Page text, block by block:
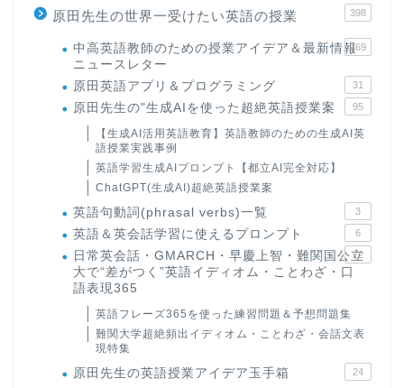
原田先生の世界一受けたい英語の授業 398
中高英語教師のための授業アイデア＆最新情報
ニュースレター
169
原田英語アプリ＆プログラミング 31
原田先生の"生成AIを使った超絶英語授業案 95
【生成AI活用英語教育】英語教師のための生成AI英
語授業実践事例
英語学習生成AIプロンプト【都立AI完全対応】
ChatGPT(生成AI)超絶英語授業案
英語句動詞(phrasal verbs)一覧 3
英語＆英会話学習に使えるプロンプト 6
日常英会話・GMARCH・早慶上智・難関国公立
大で“差がつく”英語イディオム・ことわざ・口
語表現365
22
英語フレーズ365を使った練習問題＆予想問題集
難関大学超絶頻出イディオム・ことわざ・会話文表
現特集
原田先生の英語授業アイデア玉手箱 24